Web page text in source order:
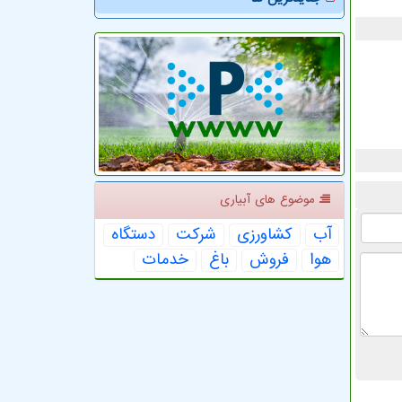
موضوع های آبیاری
آب كشاورزی شركت
دستگاه
هوا
فروش باغ خدمات